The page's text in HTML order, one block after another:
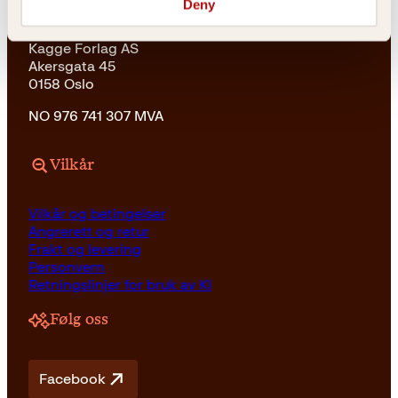
Deny
Kagge Forlag AS
Akersgata 45
0158 Oslo
NO 976 741 307 MVA
Vilkår
Vilkår og betingelser
Angrerett og retur
Frakt og levering
Personvern
Retningslinjer for bruk av KI
Følg oss
Facebook